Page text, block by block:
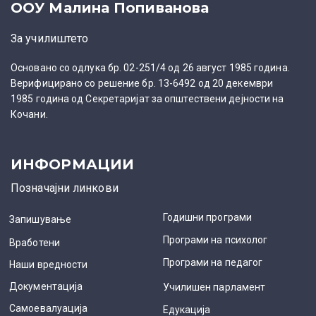
:
ООУ Малина Попиванова
За училиштето
Основано со одлука бр. 02-251/4 од 26 август 1985 година.
Верифицирано со решение бр. 13-6492 од 20 декември
1985 година од Секретаријат за општествени дејности на
Кочани.
ИНФОРМАЦИИ
Позначајни линкови
Запишување
Вработени
Наши вредности
Документација
Самоевалуација
Годишни програми
Програми на психолог
Програми на педагог
Училишен парламент
Едукација